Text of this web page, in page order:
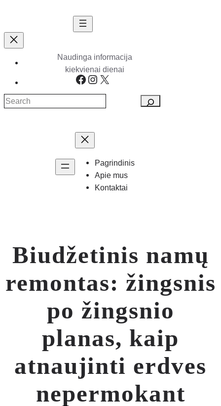
turinio
Facebook Instagram X
c
Naudinga informacija
kiekvienai dienai
Pagrindinis
Apie mus
Kontaktai
Biudžetinis namų
remontas: žingsnis
po žingsnio
planas, kaip
atnaujinti erdves
nepermokant